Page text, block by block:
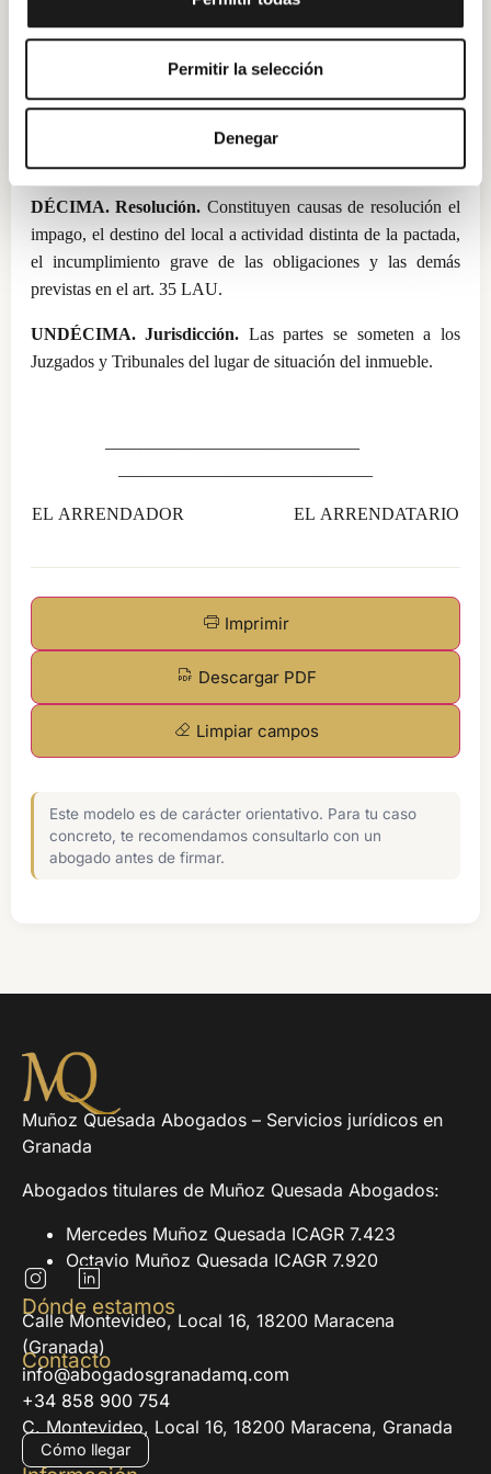
Permitir la selección
Denegar
.
NOVENA. Cesión y subarriendo.EL ARRENDATARIO
podrá ceder el contrato o subarrendar sin necesidad de
consentimiento, con el incremento legal de la renta del 10 % o
DÉCIMA. Resolución. Constituyen causas de resolución el
impago, el destino del local a actividad distinta de la pactada,
el incumplimiento grave de las obligaciones y las demás
previstas en el art. 35 LAU.
UNDÉCIMA. Jurisdicción. Las partes se someten a los
Juzgados y Tribunales del lugar de situación del inmueble.
EL ARRENDADOR EL ARRENDATARIO
Imprimir
Descargar PDF
Limpiar campos
Este modelo es de carácter orientativo. Para tu caso
concreto, te recomendamos consultarlo con un
abogado antes de firmar.
Muñoz Quesada Abogados – Servicios jurídicos en
Granada
Abogados titulares de Muñoz Quesada Abogados:
Mercedes Muñoz Quesada ICAGR 7.423
Octavio Muñoz Quesada ICAGR 7.920
Dónde estamos
Calle Montevideo, Local 16, 18200 Maracena
(Granada)
Contacto
info@abogadosgranadamq.com
+34 858 900 754
C. Montevideo, Local 16, 18200 Maracena, Granada
Cómo llegar